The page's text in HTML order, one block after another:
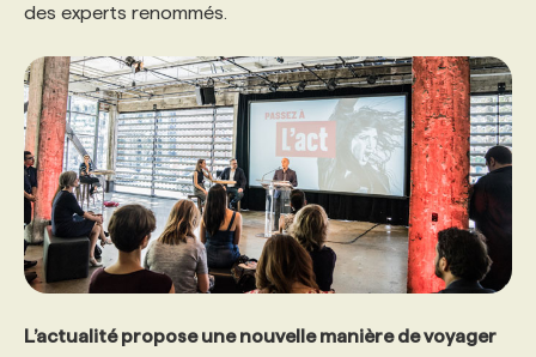
des experts renommés.
L’actualité propose une nouvelle manière de voyager